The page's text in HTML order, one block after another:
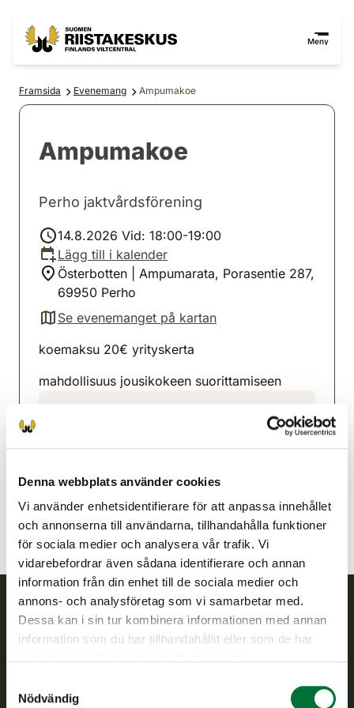
Denna webbplats använder cookies
Vi använder enhetsidentifierare för att anpassa innehållet
och annonserna till användarna, tillhandahålla funktioner
för sociala medier och analysera vår trafik. Vi
vidarebefordrar även sådana identifierare och annan
information från din enhet till de sociala medier och
annons- och analysföretag som vi samarbetar med.
Dessa kan i sin tur kombinera informationen med annan
information som du har tillhandahållit eller som de har
Nödvändig
Meny
Framsida Evenemang Ampumakoe
Ampumakoe
Perho jaktvårdsförening
14.8.2026 Vid: 18:00-19:00
Lägg till i kalender
Österbotten | Ampumarata, Porasentie 287,
69950 Perho
Se evenemanget på kartan
(avautuu uuteen välilehteen)
koemaksu 20€ yrityskerta
mahdollisuus jousikokeen suorittamiseen
perho@rhy.riista.fi
Finlands viltcentral
jaktvårdsföreningarnas verksamhet, ser till att viltpolitiken
verkställs och svarar för de offentliga förvaltningsuppgifter